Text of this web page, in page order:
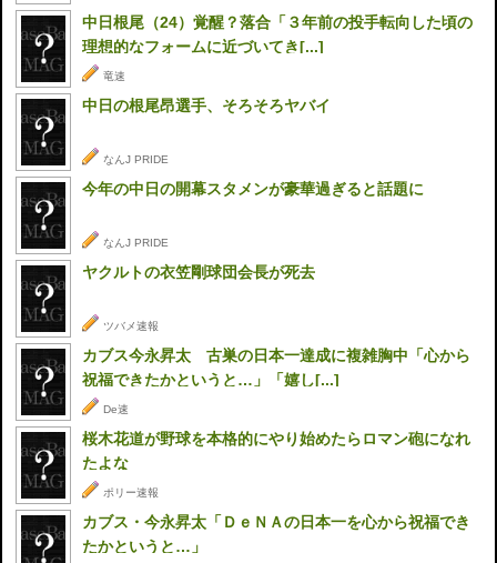
中日根尾（24）覚醒？落合「３年前の投手転向した頃の
理想的なフォームに近づいてき[...]
竜速
中日の根尾昂選手、そろそろヤバイ
なんJ PRIDE
今年の中日の開幕スタメンが豪華過ぎると話題に
なんJ PRIDE
ヤクルトの衣笠剛球団会長が死去
ツバメ速報
カブス今永昇太 古巣の日本一達成に複雑胸中「心から
祝福できたかというと…」「嬉し[...]
De速
桜木花道が野球を本格的にやり始めたらロマン砲になれ
たよな
ポリー速報
カブス・今永昇太「ＤｅＮＡの日本一を心から祝福でき
たかというと…」